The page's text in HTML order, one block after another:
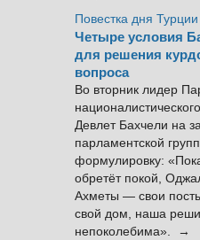
Повестка дня Турции
Четыре условия
для решения
вопроса
Во вторник лидер
Девлет Бахчели на
парламентской
формулировку:
обретёт покой,
Ахметы — свои
свой дом, наша
непоколебима». →